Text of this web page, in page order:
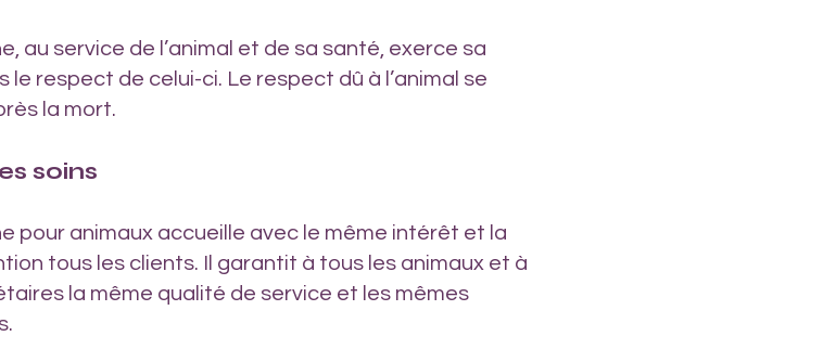
au service de l’animal et de sa santé, exerce sa
le respect de celui-ci. Le respect dû à l’animal se
la mort.
soins
pour animaux accueille avec le même intérêt et la
tous les clients. Il garantit à tous les animaux et à
la même qualité de service et les mêmes